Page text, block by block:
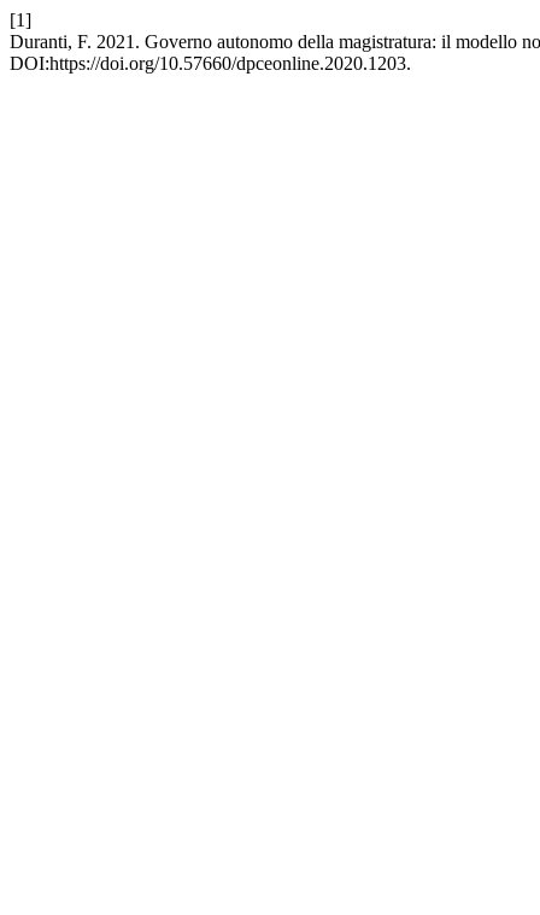
[1]
Duranti, F. 2021. Governo autonomo della magistratura: il modello
DOI:https://doi.org/10.57660/dpceonline.2020.1203.